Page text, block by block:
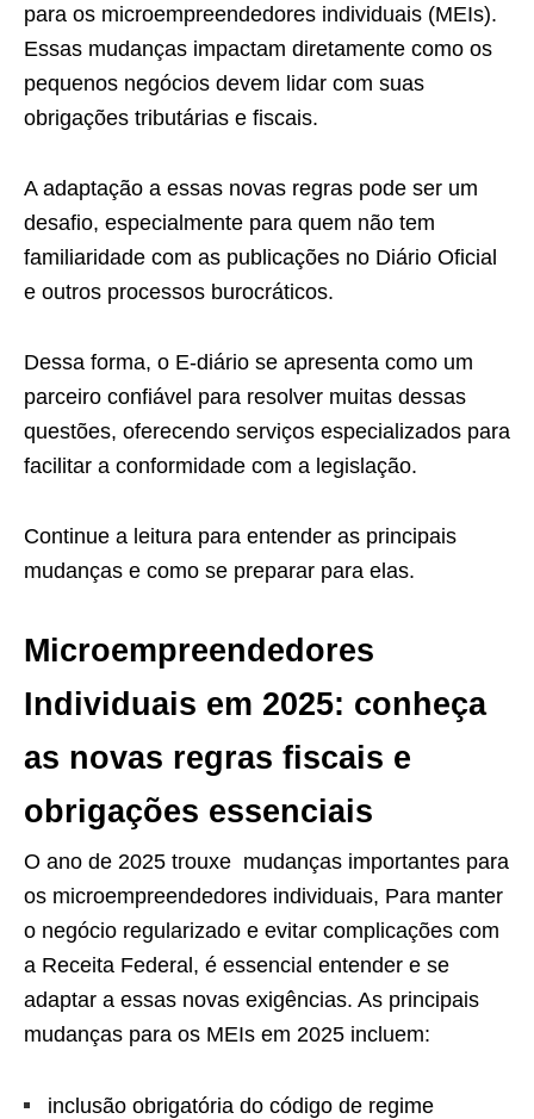
para os microempreendedores individuais (MEIs).
Essas mudanças impactam diretamente como os
pequenos negócios devem lidar com suas
obrigações tributárias e fiscais.
A adaptação a essas novas regras pode ser um
desafio, especialmente para quem não tem
familiaridade com as publicações no Diário Oficial
e outros processos burocráticos.
Dessa forma, o E-diário se apresenta como um
parceiro confiável para resolver muitas dessas
questões, oferecendo serviços especializados para
facilitar a conformidade com a legislação.
Continue a leitura para entender as principais
mudanças e como se preparar para elas.
Microempreendedores
Individuais em 2025: conheça
as novas regras fiscais e
obrigações essenciais
O ano de 2025 trouxe mudanças importantes para
os microempreendedores individuais, Para manter
o negócio regularizado e evitar complicações com
a Receita Federal, é essencial entender e se
adaptar a essas novas exigências. As principais
mudanças para os MEIs em 2025 incluem:
inclusão obrigatória do código de regime